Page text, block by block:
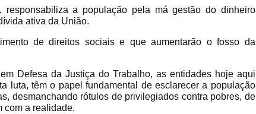
responsabiliza a população pela má gestão do dinheiro
ativa da União.
de direitos sociais e que aumentarão o fosso da
Defesa da Justiça do Trabalho, as entidades hoje aqui
luta, têm o papel fundamental de esclarecer a população
desmanchando rótulos de privilegiados contra pobres, de
com a realidade.